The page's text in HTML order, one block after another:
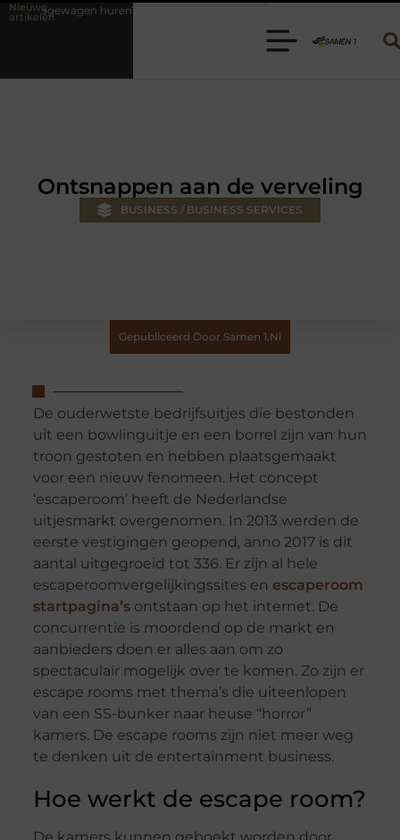
Nieuwe
artikelen
Kies de juiste aanhanger voor jouw klus
Ontsnappen aan de verveling
BUSINESS / BUSINESS SERVICES
Gepubliceerd Door Samen 1.nl
De ouderwetste bedrijfsuitjes die bestonden
uit een bowlinguitje en een borrel zijn van hun
troon gestoten en hebben plaatsgemaakt
voor een nieuw fenomeen. Het concept
‘escaperoom’ heeft de Nederlandse
uitjesmarkt overgenomen. In 2013 werden de
eerste vestigingen geopend, anno 2017 is dit
aantal uitgegroeid tot 336. Er zijn al hele
escaperoomvergelijkingssites en escaperoom
startpagina’sontstaan op het internet. De
concurrentie is moordend op de markt en
aanbieders doen er alles aan om zo
spectaculair mogelijk over te komen. Zo zijn er
escape rooms met thema’s die uiteenlopen
van een SS-bunker naar heuse “horror”
kamers. De escape rooms zijn niet meer weg
te denken uit de entertainment business.
Hoe werkt de escape room?